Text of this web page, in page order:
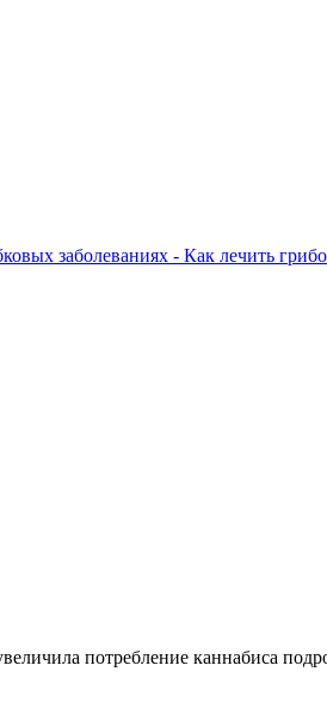
заболеваниях - Как лечить
потребление каннабиса